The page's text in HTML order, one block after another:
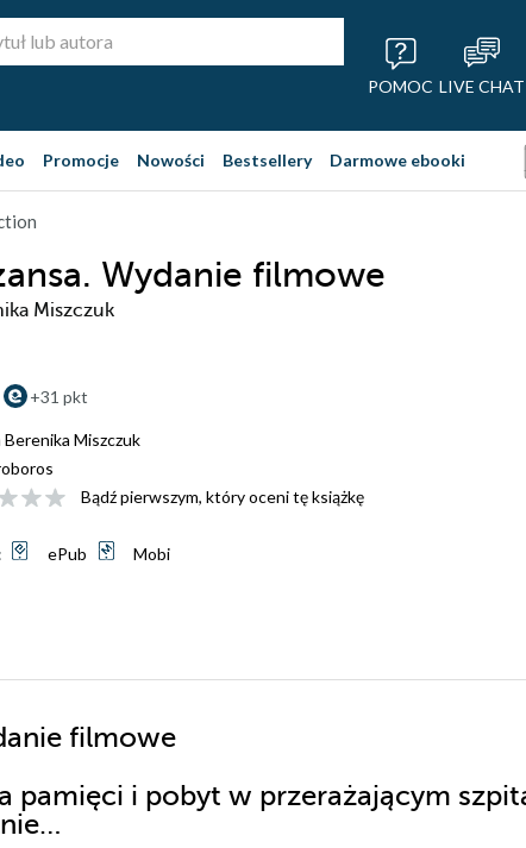
POMOC LIVE CHAT
Promocje Nowości Bestsellery Darmowe ebooki
Wydanie filmowe
Miszczuk
+31 pkt
Berenika Miszczuk
Bądź pierwszym, który oceni tę książkę
ePub Mobi
filmowe
pamięci i pobyt w przerażającym